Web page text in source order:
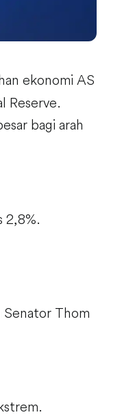
ekonomi AS
Reserve.
bagi arah
2,8%.
Thom